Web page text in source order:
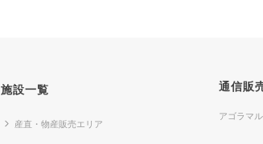
施設一覧
産直・物産販売エリア
通信販
アゴラマ